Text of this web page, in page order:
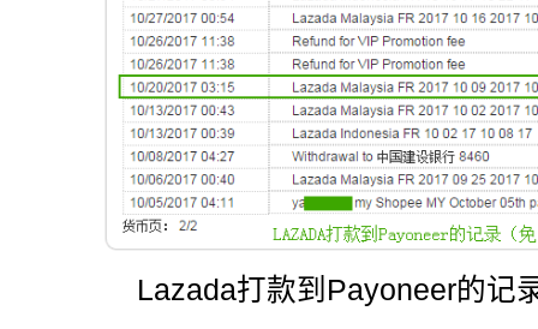
Lazada打款到Payoneer的记